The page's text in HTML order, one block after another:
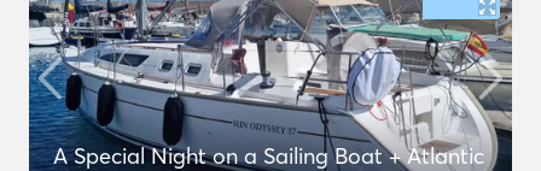
A Special Night on a Sailing Boat + Atlantic